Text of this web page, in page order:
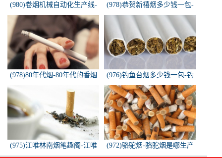
(980)卷烟机械自动化生产线-
中国烟草机械集团
(978)恭贺新禧烟多少钱一包-
恭贺新禧香烟有细支的多少钱
一盒？
(978)80年代烟-80年代的香烟
(976)钓鱼台烟多少钱一包-钓
鱼台烟多少钱一包
(975)江唯林南烟笔趣阁-江唯
林南烟小说叫什么名字？
(972)骆驼烟-骆驼烟是哪生产
的